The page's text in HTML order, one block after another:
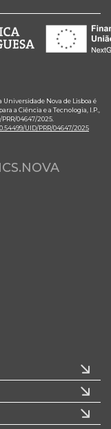
Universidade Nova de Lisboa é
a Ciência e a Tecnologia, I.P.,
04647/2025.
UID/PRR/04647/2025